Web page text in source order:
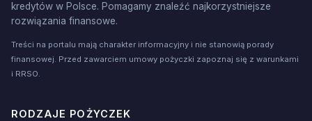
kredytów w Polsce. Pomagamy znaleźć najkorzystniejsze
rozwiązania finansowe.
Treści na portalu mają charakter informacyjny i nie stanowią porady
finansowej. Przed zawarciem umowy pożyczki zapoznaj się z warunkami
i RRSO.
RODZAJE POŻYCZEK